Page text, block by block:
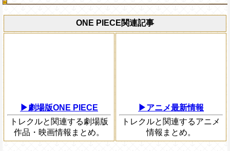
ONE PIECE関連記事
▶劇場版ONE PIECE
トレクルと関連する劇場版
作品・映画情報まとめ。
▶アニメ最新情報
トレクルと関連するアニメ
情報まとめ。